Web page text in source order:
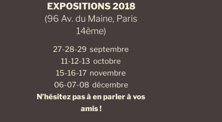
EXPOSITIONS 2018
(96 Av. du Maine, Paris
14ème)
27-28-29 septembre
11-12-13 octobre
15-16-17 novembre
06-07-08 décembre
N’hésitez pas à en parler à vos
amis !